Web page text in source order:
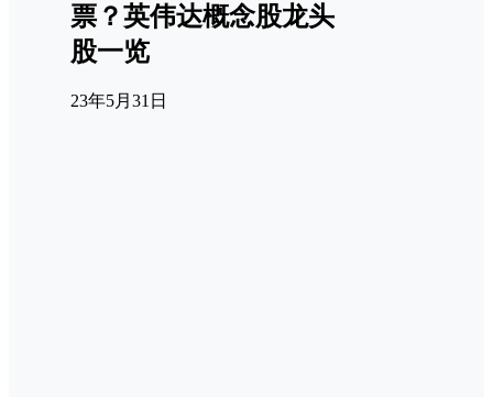
票？英伟达概念股龙头
股一览
23年5月31日